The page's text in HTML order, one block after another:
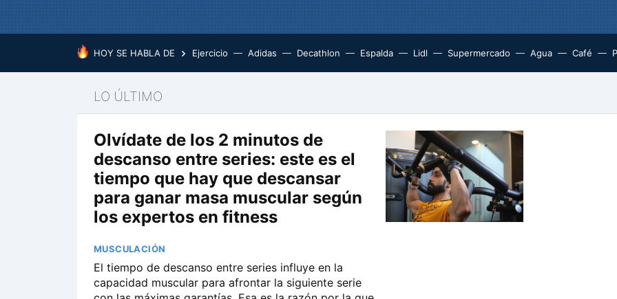
HOY SE HABLA DE Ejercicio Adidas Decathlon Espalda Lidl Supermercado Agua Café
LO ÚLTIMO
Olvídate de los 2 minutos de
descanso entre series: este es el
tiempo que hay que descansar
para ganar masa muscular según
los expertos en fitness
MUSCULACIÓN
El tiempo de descanso entre series influye en la
capacidad muscular para afrontar la siguiente serie